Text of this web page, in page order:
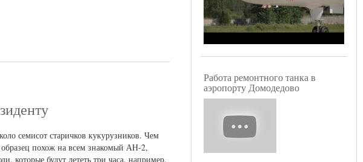
семисот старичков кукурузников. Чем
похож на всем знакомый АН-2,
которые будут лететь три часа, например,
Работа ремонтного танка в
аэропорту Домодедово